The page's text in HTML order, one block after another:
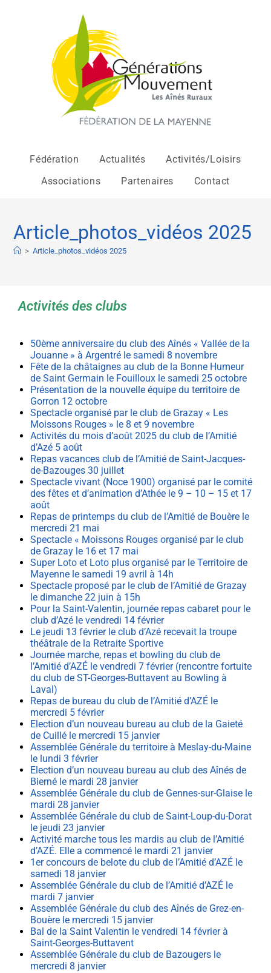
Fédération Actualités
Activités/Loisirs
Associations
Partenaires Contact
Article_photos_vidéos 2025
> Article_photos_vidéos 2025
Activités des clubs
50ème anniversaire du club des Aînés « Vallée de la
Jouanne » à Argentré le samedi 8 novembre
Fête de la châtaignes au club de la Bonne Humeur
de Saint Germain le Fouilloux le samedi 25 octobre
Présentation de la nouvelle équipe du territoire de
Gorron 12 octobre
Spectacle organisé par le club de Grazay « Les
Moissons Rouges » le 8 et 9 novembre
Activités du mois d’août 2025 du club de l’Amitié
d’Azé 5 août
Repas vacances club de l’Amitié de Saint-Jacques-
de-Bazouges 30 juillet
Spectacle vivant (Noce 1900) organisé par le comité
des fêtes et d’animation d’Athée le 9 – 10 – 15 et 17
août
Repas de printemps du club de l’Amitié de Bouère le
mercredi 21 mai
Spectacle « Moissons Rouges organisé par le club
de Grazay le 16 et 17 mai
Super Loto et Loto plus organisé par le Territoire de
Mayenne le samedi 19 avril à 14h
Spectacle proposé par le club de l’Amitié de Grazay
le dimanche 22 juin à 15h
Pour la Saint-Valentin, journée repas cabaret pour le
club d’Azé le vendredi 14 février
Le jeudi 13 février le club d’Azé recevait la troupe
théâtrale de la Retraite Sportive
Journée marche, repas et bowling du club de
l’Amitié d’AZÉ le vendredi 7 février (rencontre fortuite
du club de ST-Georges-Buttavent au Bowling à
Laval)
Repas de bureau du club de l’Amitié d’AZÉ le
mercredi 5 février
Election d’un nouveau bureau au club de la Gaieté
de Cuillé le mercredi 15 janvier
Assemblée Générale du territoire à Meslay-du-Maine
le lundi 3 février
Election d’un nouveau bureau au club des Aînés de
Bierné le mardi 28 janvier
Assemblée Générale du club de Gennes-sur-Glaise le
mardi 28 janvier
Assemblée Générale du club de Saint-Loup-du-Dorat
le jeudi 23 janvier
Activité marche tous les mardis au club de l’Amitié
d’AZÉ. Elle a commencé le mardi 21 janvier
1er concours de belote du club de l’Amitié d’AZÉ le
samedi 18 janvier
Assemblée Générale du club de l’Amitié d’AZÉ le
mardi 7 janvier
Assemblée Générale du club des Aînés de Grez-en-
Bouère le mercredi 15 janvier
Bal de la Saint Valentin le vendredi 14 février à
Saint-Georges-Buttavent
Assemblée Générale du club de Bazougers le
mercredi 8 janvier